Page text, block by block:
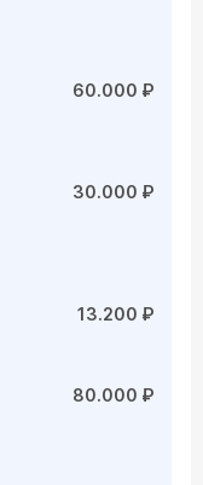
60.000 ₽
30.000 ₽
13.200 ₽
80.000 ₽